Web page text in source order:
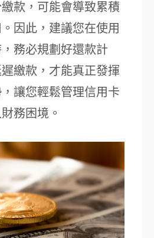
款，可能會導致累積
因此，建議您在使用
務必規劃好還款計
繳款，才能真正發揮
讓您輕鬆管理信用卡
務困境。